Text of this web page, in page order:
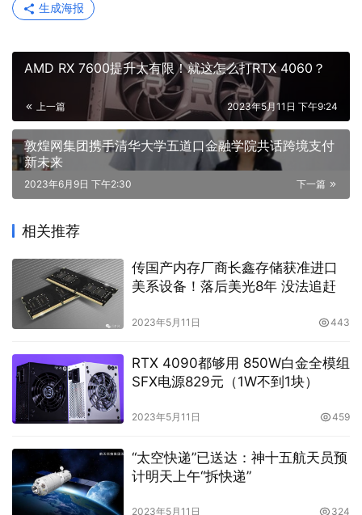
生成海报
AMD RX 7600提升太有限！就这怎么打RTX 4060？
上一篇 2023年5月11日 下午9:24
敦煌网集团携手清华大学五道口金融学院共话跨境支付
新未来
下一篇
2023年6月9日 下午2:30
相关推荐
传国产内存厂商长鑫存储获准进口
美系设备！落后美光8年 没法追赶
2023年5月11日 443
RTX 4090都够用 850W白金全模组
SFX电源829元（1W不到1块）
2023年5月11日 459
“太空快递”已送达：神十五航天员预
计明天上午“拆快递”
2023年5月11日 324